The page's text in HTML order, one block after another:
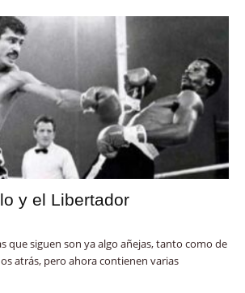
y el Libertador
que siguen son ya algo añejas, tanto como de
atrás, pero ahora contienen varias